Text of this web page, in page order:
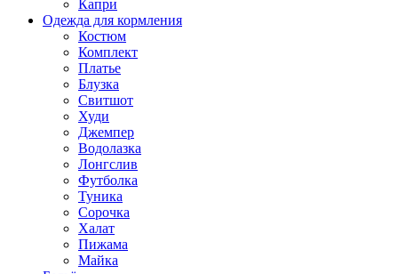
Капри
Одежда для кормления
Костюм
Комплект
Платье
Блузка
Свитшот
Худи
Джемпер
Водолазка
Лонгслив
Футболка
Туника
Сорочка
Халат
Пижама
Майка